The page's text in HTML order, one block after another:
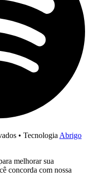
• TecnologiaAbrigo
melhorar sua
concorda com nossa